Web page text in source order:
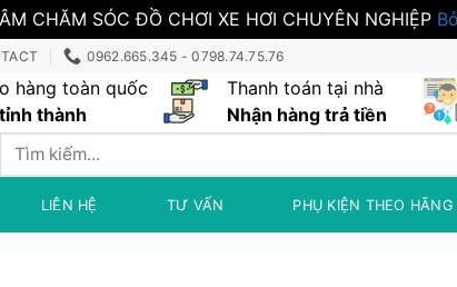
CHĂM SÓC ĐỒ CHƠI XE HƠI CHUYÊN NGHIỆP
0962.665.345 - 0798.74.75.76
hàng toàn quốc
thành
Thanh toán tại nhà
Nhận hàng trả tiền
Tìm
LIÊN HỆ TƯ VẤN PHỤ KIỆN THEO HÃNG